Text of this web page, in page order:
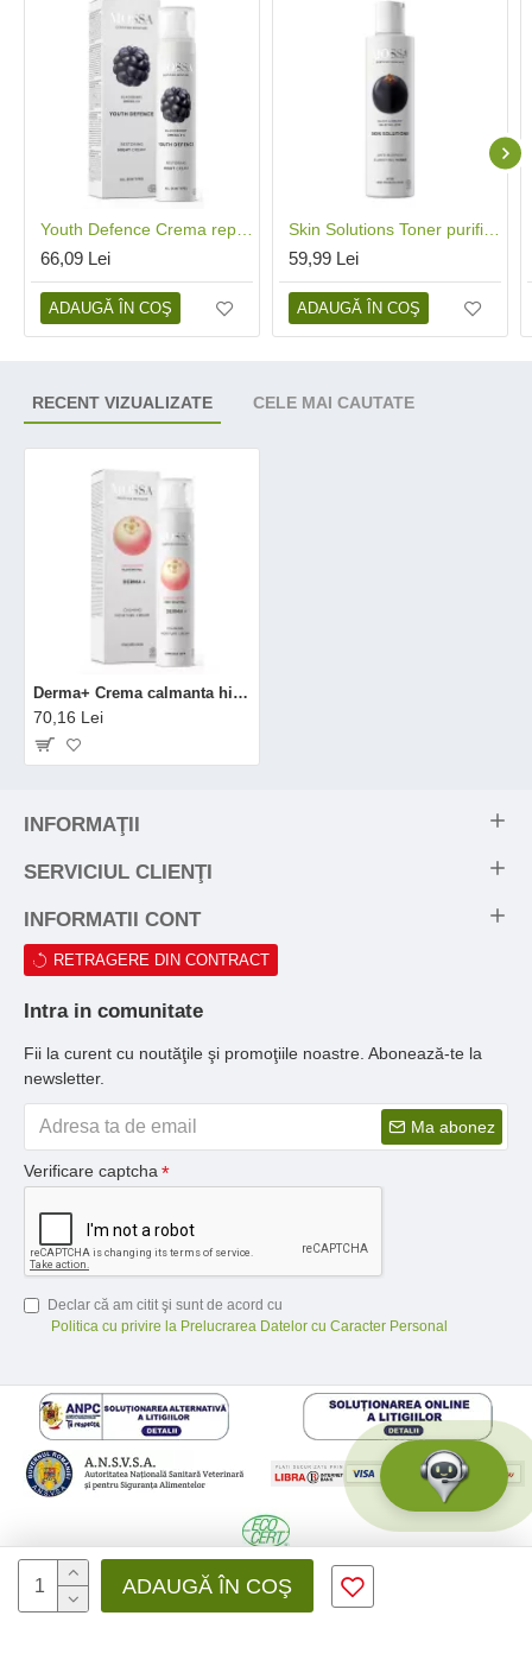
ADAUGĂ ÎN COŞ
66,09 Lei
ADAUGĂ ÎN COŞ
59,99 Lei
ADAUGĂ ÎN COŞ
RECENT VIZUALIZATE CELE MAI CAUTATE
Derma+ Crema calmanta hidratanta (50 ml), Mossa
70,16 Lei
INFORMAŢII
SERVICIUL CLIENŢI
INFORMATII CONT
RETRAGERE DIN CONTRACT
Intra in comunitate
Fii la curent cu noutăţile şi promoţiile noastre. Abonează-te la
newsletter.
Ma abonez
Verificare captcha
Declar că am citit şi sunt de acord cu
Politica cu privire la Prelucrarea Datelor cu Caracter Personal
© 2026 Medfusion SRL, CIF: RO31041639 | Nr. reg.: J12/3428/2012 -
Toate drepturile rezervate - by DevPro.ro